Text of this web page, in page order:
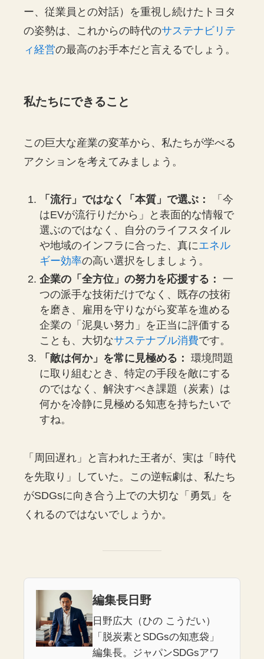
ー、従業員との対話）を重視し続けたトヨタ
の姿勢は、これからの時代のサステナビリテ
ィ経営の最高のお手本だと言えるでしょう。
私たちにできること
この巨大な産業の変革から、私たちが学べる
アクションを考えてみましょう。
「流行」ではなく「本質」で選ぶ：
「今
はEVが流行りだから」と表面的な情報で
選ぶのではなく、自分のライフスタイル
や地域のインフラに合った、真にエネル
ギー効率の高い選択をしましょう。
企業の「全方位」の努力を応援する： 一
つの派手な技術だけでなく、既存の技術
を磨き、雇用を守りながら変革を進める
企業の「泥臭い努力」を正当に評価する
ことも、大切なサステナブル消費です。
「敵は何か」を常に見極める： 環境問題
に取り組むとき、特定の手段を敵にする
のではなく、解決すべき課題（炭素）は
何かを冷静に見極める知恵を持ちたいで
すね。
「周回遅れ」と言われた王者が、実は「時代
を先取り」していた。この逆転劇は、私たち
がSDGsに向き合う上での大切な「勇気」を
くれるのではないでしょうか。
編集長日野
日野広大（ひの こうだい）
「脱炭素とSDGsの知恵袋」
編集長。ジャパンSDGsアワ